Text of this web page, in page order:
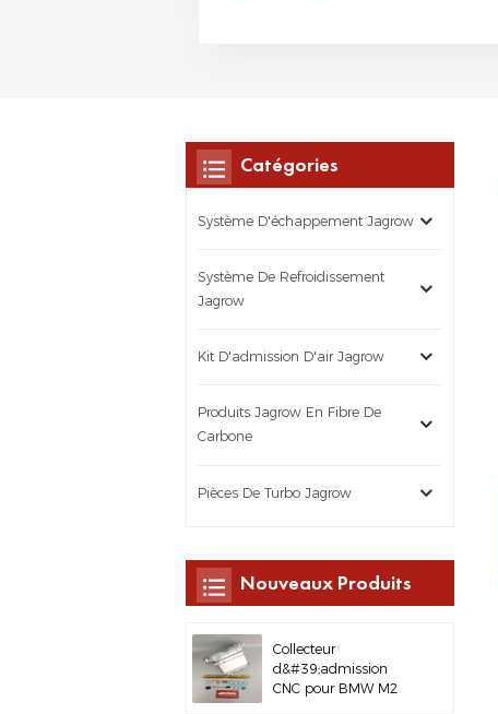
Catégories
Système D'échappement Jagrow
Système De Refroidissement
Jagrow
Kit D'admission D'air Jagrow
Produits Jagrow En Fibre De
Carbone
Pièces De Turbo Jagrow
Nouveaux Produits
Collecteur
d&#39;admission
CNC pour BMW M2